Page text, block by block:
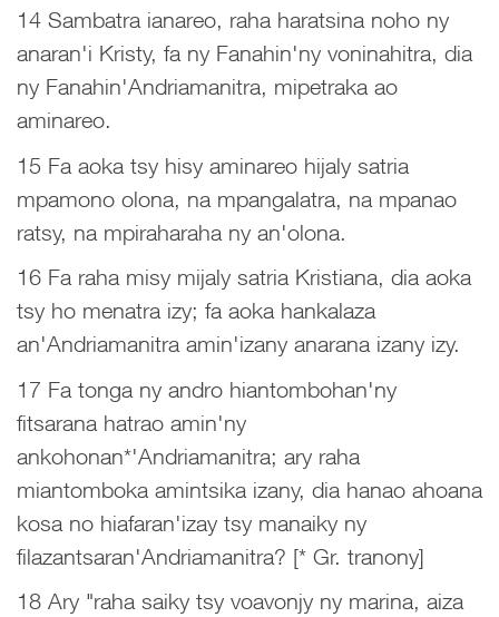
14 Sambatra ianareo, raha haratsina noho ny
anaran'i Kristy, fa ny Fanahin'ny voninahitra, dia
ny Fanahin'Andriamanitra, mipetraka ao
aminareo.
15 Fa aoka tsy hisy aminareo hijaly satria
mpamono olona, na mpangalatra, na mpanao
ratsy, na mpiraharaha ny an'olona.
16 Fa raha misy mijaly satria Kristiana, dia aoka
tsy ho menatra izy; fa aoka hankalaza
an'Andriamanitra amin'izany anarana izany izy.
17 Fa tonga ny andro hiantombohan'ny
fitsarana hatrao amin'ny
ankohonan*'Andriamanitra; ary raha
miantomboka amintsika izany, dia hanao ahoana
kosa no hiafaran'izay tsy manaiky ny
filazantsaran'Andriamanitra? [* Gr. tranony]
18 Ary "raha saiky tsy voavonjy ny marina, aiza